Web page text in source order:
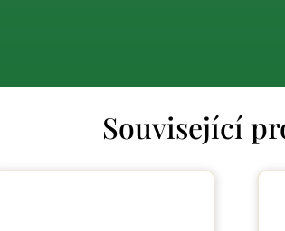
Související